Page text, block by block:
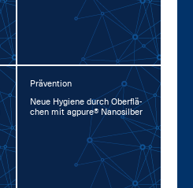
Prävention
Neue Hy­gie­ne durch Ober­flä­
chen mit agpu­re® Na­no­sil­ber